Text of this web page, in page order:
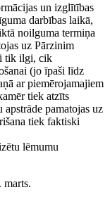
un izglītības
darbības laikā,
noilguma termiņa
uz Pārzinim
tik ilgi, cik
(jo īpaši līdz
ar piemērojamajiem
tiek atzīts
pamatojas uz
tiek faktiski
lēmumu
marts.